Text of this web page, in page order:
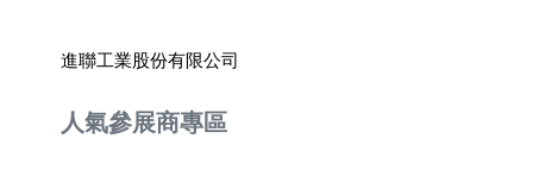
進聯工業股份有限公司
人氣參展商專區